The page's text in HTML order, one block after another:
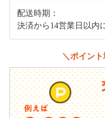
配送時期：
決済から14営業日以内
＼ポイン